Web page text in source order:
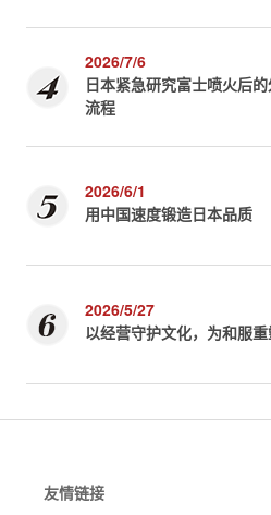
2026/7/6
日本紧急研究富士喷火后
流程
2026/6/1
用中国速度锻造日本品质
2026/5/27
以经营守护文化，为和服
友情链接